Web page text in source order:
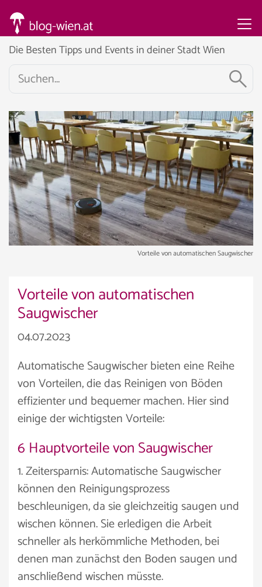
Die Besten Tipps und Events in deiner Stadt Wien
Vorteile von automatischen Saugwischer
Vorteile von automatischen
Saugwischer
04.07.2023
Automatische Saugwischer bieten eine Reihe
von Vorteilen, die das Reinigen von Böden
effizienter und bequemer machen. Hier sind
einige der wichtigsten Vorteile:
6 Hauptvorteile von Saugwischer
1. Zeitersparnis: Automatische Saugwischer
können den Reinigungsprozess
beschleunigen, da sie gleichzeitig saugen und
wischen können. Sie erledigen die Arbeit
schneller als herkömmliche Methoden, bei
denen man zunächst den Boden saugen und
anschließend wischen müsste.